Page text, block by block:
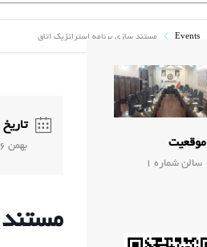
Events مستند سازی برنامه استراتژیک اتاق
موقعیت
سالن شماره 1
تاریخ
بهمن 26 1401
مستند